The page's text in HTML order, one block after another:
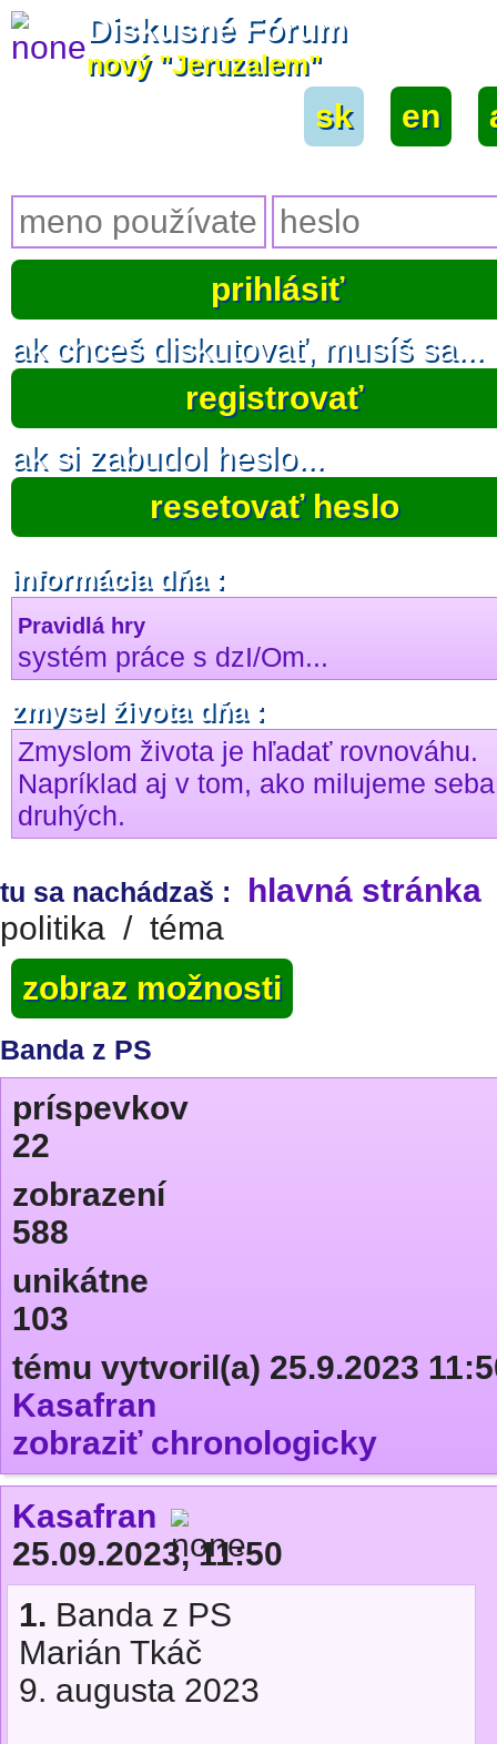
Diskusné Fórum
nový "Jeruzalem"
sk en
ak chceš diskutovať, musíš sa...
registrovať
ak si zabudol heslo...
resetovať heslo
informácia dňa :
Pravidlá hry
systém práce s dzI/Om...
zmysel života dňa :
Zmyslom života je hľadať rovnováhu.
Napríklad aj v tom, ako milujeme
druhých.
tu sa nachádzaš : hlavná stránka
politika / téma
zobraz možnosti
Banda z PS
príspevkov
22
zobrazení
588
unikátne
103
tému vytvoril(a) 25.9.2023
Kasafran
zobraziť chronologicky
Kasafran
25.09.2023, 11:50
1. Banda z PS
Marián Tkáč
9. augusta 2023